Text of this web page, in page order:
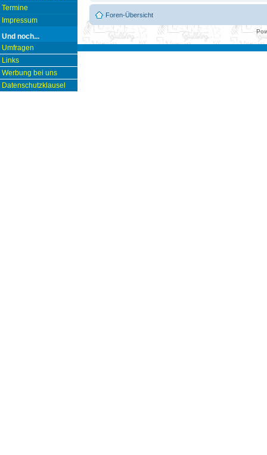
Termine
Impressum
Und noch...
Umfragen
Links
Werbung bei uns
Datenschutzklausel
Foren-Übersicht